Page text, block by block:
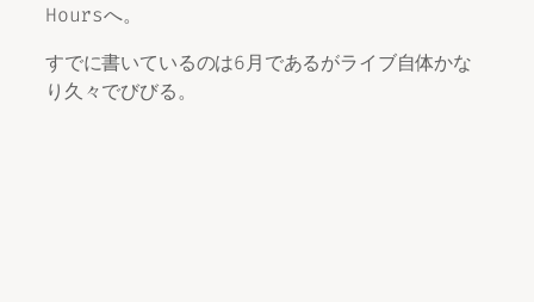
Hoursへ。
すでに書いているのは6月であるがライブ自体かな
り久々でびびる。